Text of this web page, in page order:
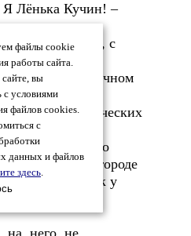
Лёнька Кучин! –
выговорить, с
губами,
встречном
давно
отроческих
чужой, какой-то
пору было в городе
модных шмоток у
честно
на него, не
файлы cookie
работы сайта.
сайте, вы
с условиями
файлов cookies.
с
данных и файлов
здесь.